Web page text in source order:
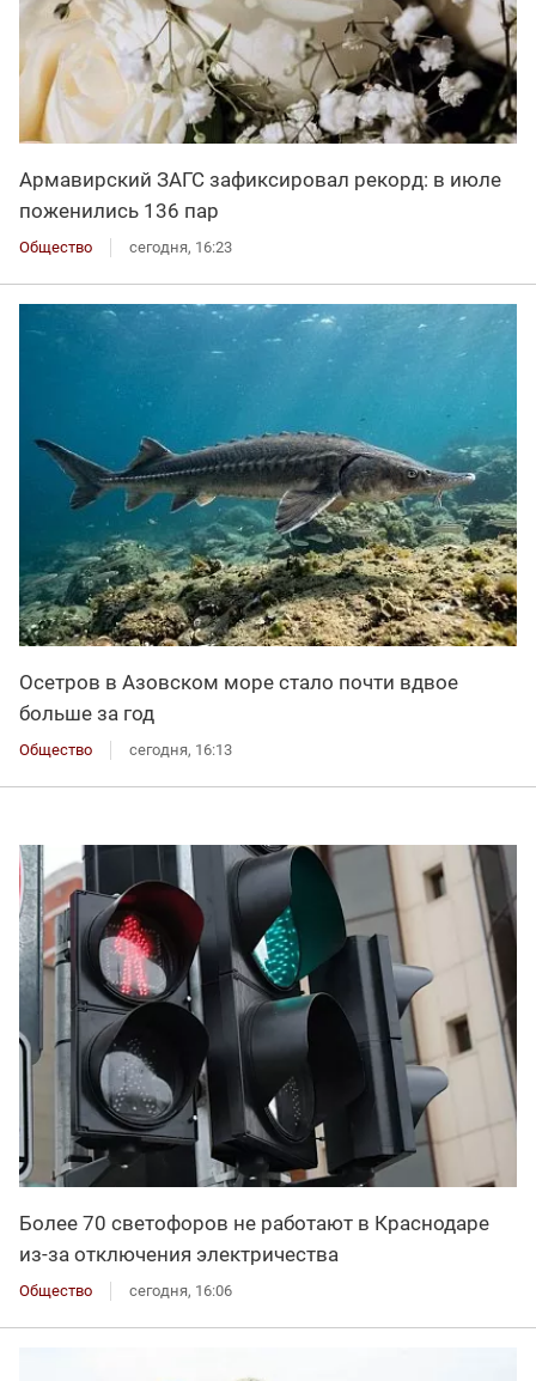
Армавирский ЗАГС зафиксировал рекорд: в июле
поженились 136 пар
Общество сегодня, 16:23
Осетров в Азовском море стало почти вдвое
больше за год
Общество сегодня, 16:13
Более 70 светофоров не работают в Краснодаре
из-за отключения электричества
Общество сегодня, 16:06